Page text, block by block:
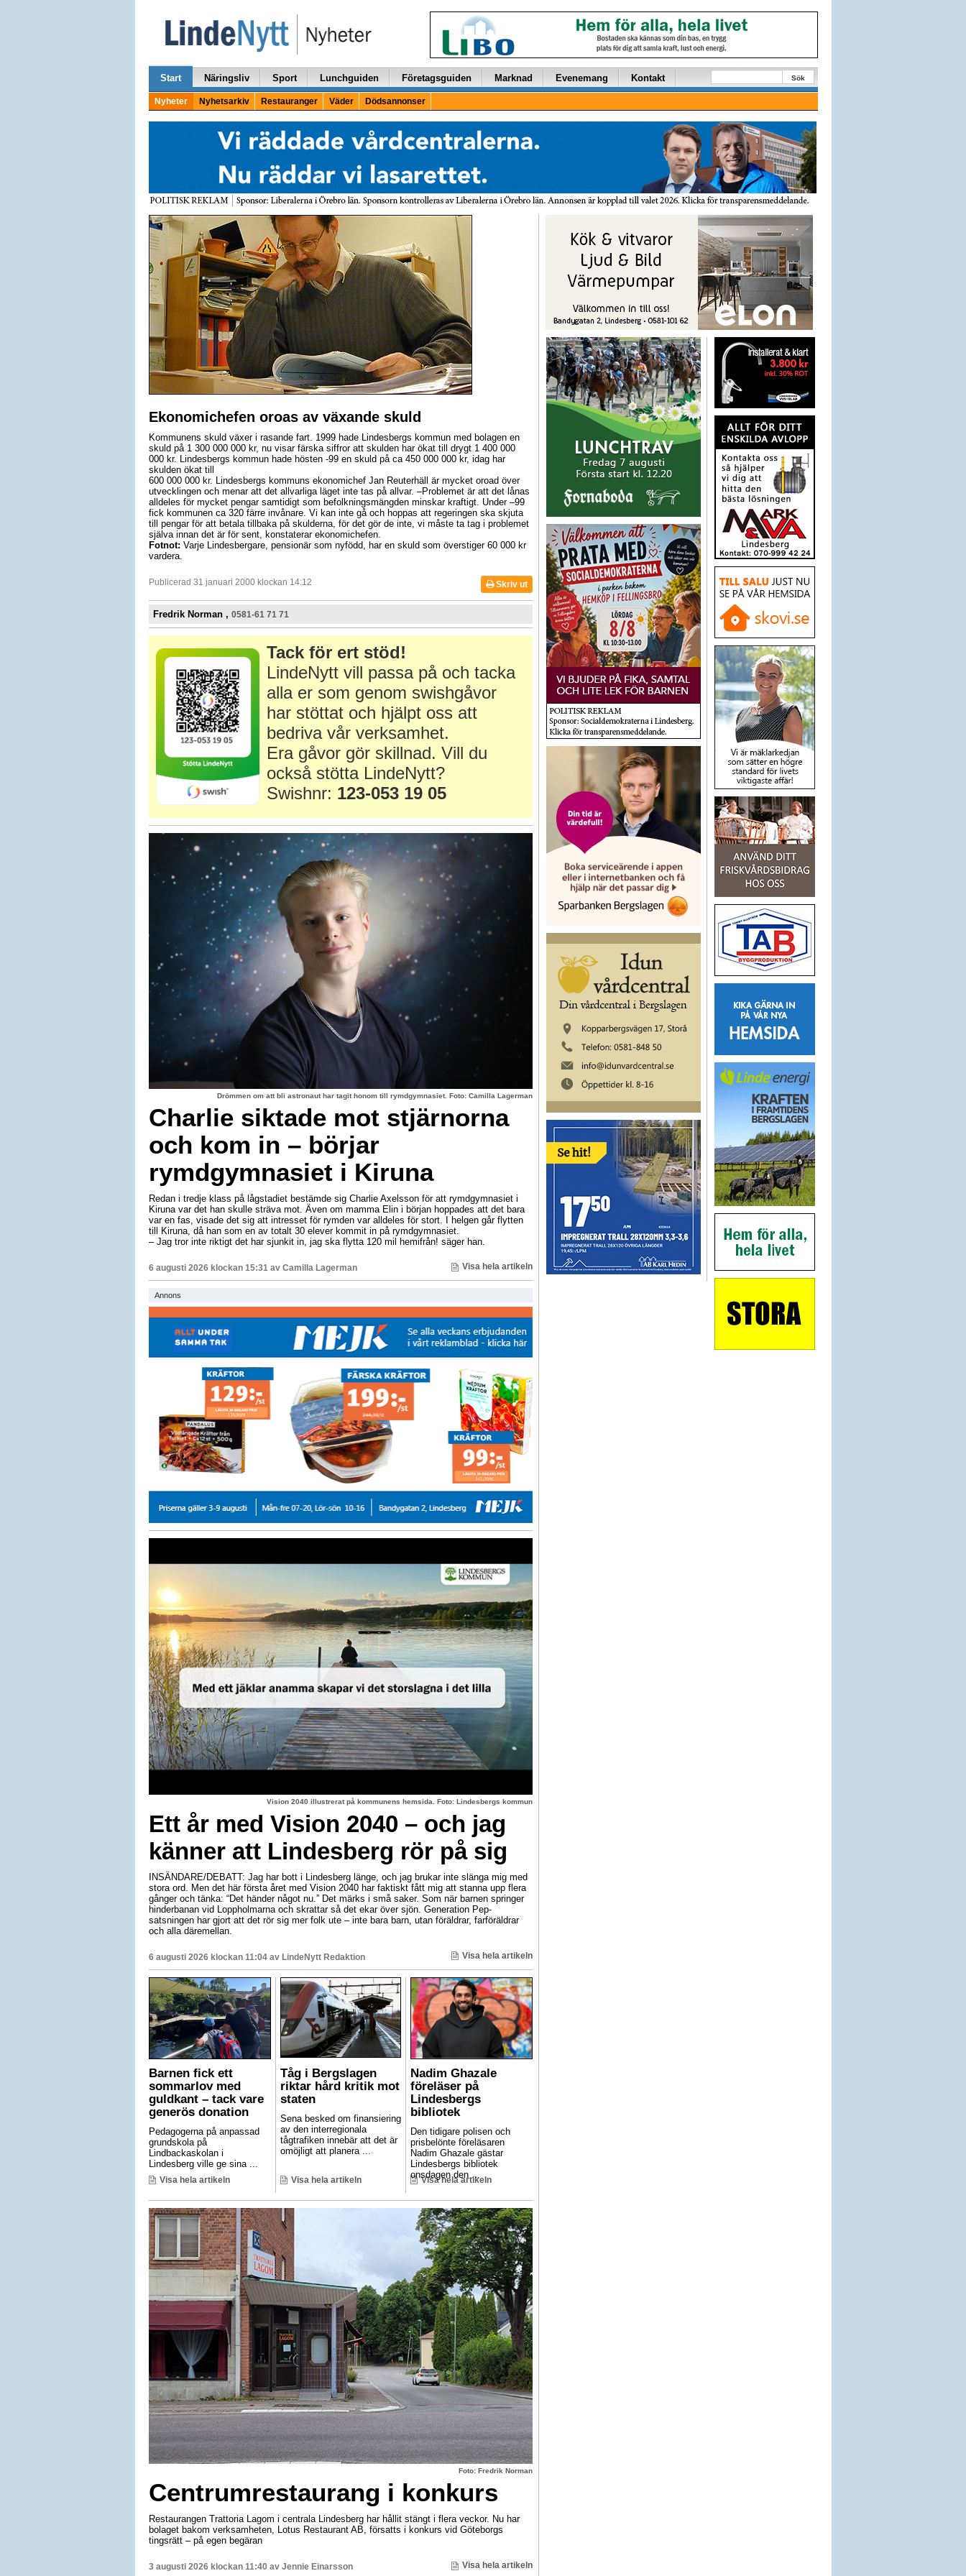
Start Näringsliv Sport Lunchguiden Företagsguiden Marknad Evenemang Kontakt Sök
Nyheter Nyhetsarkiv Restauranger Väder Dödsannonser
Ekonomichefen oroas av växande skuld
Kommunens skuld växer i rasande fart. 1999 hade Lindesbergs kommun med bolagen en
skuld på 1 300 000 000 kr, nu visar färska siffror att skulden har ökat till drygt 1 400 000
000 kr. Lindesbergs kommun hade hösten -99 en skuld på ca 450 000 000 kr, idag har
skulden ökat till
600 000 000 kr. Lindesbergs kommuns ekonomichef Jan Reuterhäll är mycket oroad över
utvecklingen och menar att det allvarliga läget inte tas på allvar. –Problemet är att det lånas
alldeles för mycket pengar samtidigt som befolkningsmängden minskar kraftigt. Under –99
fick kommunen ca 320 färre invånare. Vi kan inte gå och hoppas att regeringen ska skjuta
till pengar för att betala tillbaka på skulderna, för det gör de inte, vi måste ta tag i problemet
själva innan det är för sent, konstaterar ekonomichefen.
Fotnot: Varje Lindesbergare, pensionär som nyfödd, har en skuld som överstiger 60 000 kr
vardera.
Publicerad 31 januari 2000 klockan 14:12 Skriv ut
Fredrik Norman , 0581-61 71 71
Tack för ert stöd!
LindeNytt vill passa på och tacka
alla er som genom swishgåvor
har stöttat och hjälpt oss att
bedriva vår verksamhet.
Era gåvor gör skillnad. Vill du
också stötta LindeNytt?
Swishnr: 123-053 19 05
Drömmen om att bli astronaut har tagit honom till rymdgymnasiet. Foto: Camilla Lagerman
Charlie siktade mot stjärnorna
och kom in – börjar
rymdgymnasiet i Kiruna
Redan i tredje klass på lågstadiet bestämde sig Charlie Axelsson för att rymdgymnasiet i
Kiruna var det han skulle sträva mot. Även om mamma Elin i början hoppades att det bara
var en fas, visade det sig att intresset för rymden var alldeles för stort. I helgen går flytten
till Kiruna, då han som en av totalt 30 elever kommit in på rymdgymnasiet.
– Jag tror inte riktigt det har sjunkit in, jag ska flytta 120 mil hemifrån! säger han.
6 augusti 2026 klockan 15:31 av Camilla Lagerman Visa hela artikeln
Annons
Vision 2040 illustrerat på kommunens hemsida. Foto: Lindesbergs kommun
Ett år med Vision 2040 – och jag
känner att Lindesberg rör på sig
INSÄNDARE/DEBATT: Jag har bott i Lindesberg länge, och jag brukar inte slänga mig med
stora ord. Men det här första året med Vision 2040 har faktiskt fått mig att stanna upp flera
gånger och tänka: “Det händer något nu.” Det märks i små saker. Som när barnen springer
hinderbanan vid Loppholmarna och skrattar så det ekar över sjön. Generation Pep-
satsningen har gjort att det rör sig mer folk ute – inte bara barn, utan föräldrar, farföräldrar
och alla däremellan.
6 augusti 2026 klockan 11:04 av LindeNytt Redaktion Visa hela artikeln
Barnen fick ett
sommarlov med
guldkant – tack vare
generös donation
Pedagogerna på anpassad
grundskola på
Lindbackaskolan i
Lindesberg ville ge sina ...
Visa hela artikeln
Tåg i Bergslagen
riktar hård kritik mot
staten
Sena besked om finansiering
av den interregionala
tågtrafiken innebär att det är
omöjligt att planera ...
Visa hela artikeln
Nadim Ghazale
föreläser på
Lindesbergs
bibliotek
Den tidigare polisen och
prisbelönte föreläsaren
Nadim Ghazale gästar
Lindesbergs bibliotek
onsdagen den ...
Visa hela artikeln
Foto: Fredrik Norman
Centrumrestaurang i konkurs
Restaurangen Trattoria Lagom i centrala Lindesberg har hållit stängt i flera veckor. Nu har
bolaget bakom verksamheten, Lotus Restaurant AB, försatts i konkurs vid Göteborgs
tingsrätt – på egen begäran
3 augusti 2026 klockan 11:40 av Jennie Einarsson Visa hela artikeln